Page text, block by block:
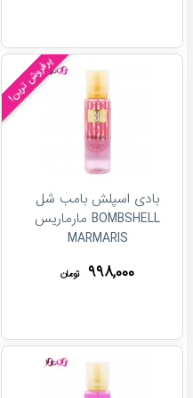
پرفروش ترین!
بادی اسپلش بامب شل
BOMBSHELL مارماریس
MARMARIS
۹۹۸,۰۰۰ تومان